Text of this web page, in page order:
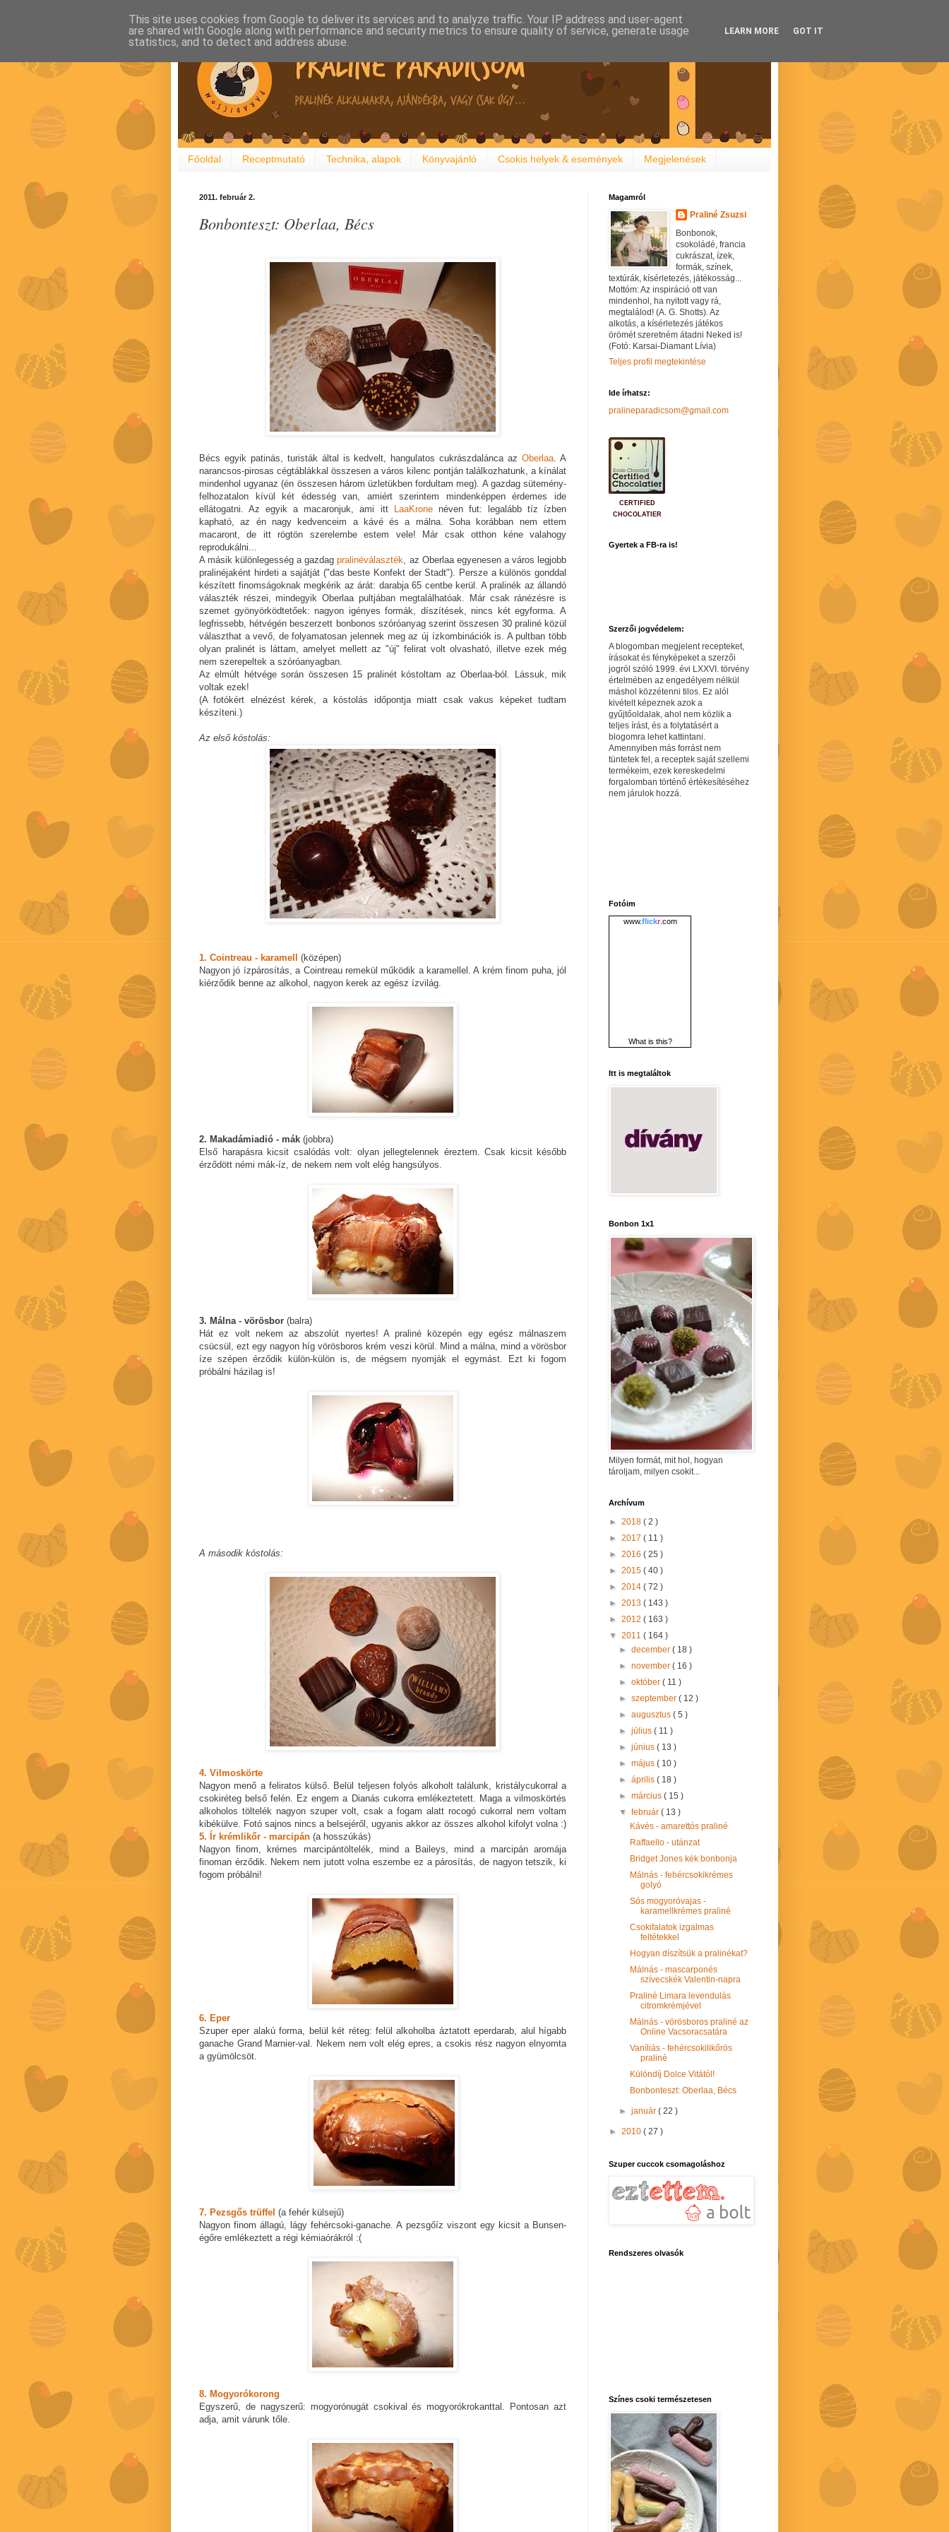
Főoldal Receptmutató Technika, alapok Könyvajánló Csokis helyek & események Megjelenések
2011. február 2.
Bonbonteszt: Oberlaa, Bécs
Bécs egyik patinás, turisták által is kedvelt, hangulatos cukrászdalánca azOberlaa. A
narancsos-pirosas cégtáblákkal összesen a város kilenc pontján találkozhatunk, a kínálat
mindenhol ugyanaz (én összesen három üzletükben fordultam meg). A gazdag sütemény-
felhozatalon kívül két édesség van, amiért szerintem mindenképpen érdemes ide
ellátogatni. Az egyik a macaronjuk, ami itt
LaaKronenéven fut: legalább tíz ízben
kapható, az én nagy kedvenceim a kávé és a málna. Soha korábban nem ettem
macaront, de itt rögtön szerelembe estem vele! Már csak otthon kéne valahogy
reprodukálni...
A másik különlegesség a gazdagpralinéválaszték, az Oberlaa egyenesen a város legjobb
pralinéjaként hirdeti a sajátját ("das beste Konfekt der Stadt"). Persze a különös gonddal
készített finomságoknak megkérik az árát: darabja 65 centbe kerül. A pralinék az állandó
választék részei, mindegyik Oberlaa pultjában megtalálhatóak. Már csak ránézésre is
szemet gyönyörködtetőek: nagyon igényes formák, díszítések, nincs két egyforma. A
legfrissebb, hétvégén beszerzett bonbonos szóróanyag szerint összesen 30 praliné közül
választhat a vevő, de folyamatosan jelennek meg az új ízkombinációk is. A pultban több
olyan pralinét is láttam, amelyet mellett az "új" felirat volt olvasható, illetve ezek még
nem szerepeltek a szóróanyagban.
Az elmúlt hétvége során összesen 15 pralinét kóstoltam az Oberlaa-ból. Lássuk, mik
voltak ezek!
(A fotókért elnézést kérek, a kóstolás időpontja miatt csak vakus képeket tudtam
készíteni.)
Az első kóstolás:
1. Cointreau - karamell
(középen)
Nagyon jó ízpárosítás, a Cointreau remekül működik a karamellel. A krém finom puha, jól
kiérződik benne az alkohol, nagyon kerek az egész ízvilág.
2. Makadámiadió - mák (jobbra)
Első harapásra kicsit csalódás volt: olyan jellegtelennek éreztem. Csak kicsit később
érződött némi mák-íz, de nekem nem volt elég hangsúlyos.
3. Málna - vörösbor (balra)
Hát ez volt nekem az abszolút nyertes! A praliné közepén egy egész málnaszem
csücsül, ezt egy nagyon híg vörösboros krém veszi körül. Mind a málna, mind a vörösbor
íze szépen érződik külön-külön is, de mégsem nyomják el egymást. Ezt ki fogom
próbálni házilag is!
A második kóstolás:
4. Vilmoskörte
Nagyon menő a feliratos külső. Belül teljesen folyós alkoholt találunk, kristálycukorral a
csokiréteg belső felén. Ez engem a Dianás cukorra emlékeztetett. Maga a vilmoskörtés
alkoholos töltelék nagyon szuper volt, csak a fogam alatt rocogó cukorral nem voltam
kibékülve. Fotó sajnos nincs a belsejéről, ugyanis akkor az összes alkohol kifolyt volna :)
5. Ír krémlikőr - marcipán (a hosszúkás)
Nagyon finom, krémes marcipántöltelék, mind a Baileys, mind a marcipán aromája
finoman érződik. Nekem nem jutott volna eszembe ez a párosítás, de nagyon tetszik, ki
fogom próbálni!
6. Eper
Szuper eper alakú forma, belül két réteg: felül alkoholba áztatott eperdarab, alul hígabb
ganache Grand Marnier-val. Nekem nem volt elég epres, a csokis rész nagyon elnyomta
a gyümölcsöt.
7. Pezsgős trüffel (a fehér külsejű)
Nagyon finom állagú, lágy fehércsoki-ganache. A pezsgőíz viszont egy kicsit a Bunsen-
égőre emlékeztett a régi kémiaórákról :(
8. Mogyorókorong
Egyszerű, de nagyszerű: mogyorónugát csokival és mogyorókrokanttal. Pontosan azt
adja, amit várunk tőle.
Magamról
Praliné Zsuzsi
Bonbonok,
csokoládé, francia
cukrászat, ízek,
formák, színek,
textúrák, kísérletezés, játékosság...
Mottóm: Az inspiráció ott van
mindenhol, ha nyitott vagy rá,
megtalálod! (A. G. Shotts). Az
alkotás, a kísérletezés játékos
örömét szeretném átadni Neked is!
(Fotó: Karsai-Diamant Lívia)
Teljes profil megtekintése
Ide írhatsz:
pralineparadicsom@gmail.com
CERTIFIED
CHOCOLATIER
Gyertek a FB-ra is!
Szerzői jogvédelem:
A blogomban megjelent recepteket,
írásokat és fényképeket a szerzői
jogról szóló 1999. évi LXXVI. törvény
értelmében az engedélyem nélkül
máshol közzétenni tilos. Ez alól
kivételt képeznek azok a
gyűjtőoldalak, ahol nem közlik a
teljes írást, és a folytatásért a
blogomra lehet kattintani.
Amennyiben más forrást nem
tüntetek fel, a receptek saját szellemi
termékeim, ezek kereskedelmi
forgalomban történő értékesítéséhez
nem járulok hozzá.
Fotóim
www.flickr.com
What is this?
Itt is megtaláltok
Bonbon 1x1
Milyen formát, mit hol, hogyan
tároljam, milyen csokit...
Archívum
► 2018 ( 2 )
► 2017 ( 11 )
► 2016 ( 25 )
► 2015 ( 40 )
► 2014 ( 72 )
► 2013 ( 143 )
► 2012 ( 163 )
▼ 2011 ( 164 )
►december( 18 )
►november( 16 )
►október( 11 )
►szeptember( 12 )
►augusztus( 5 )
►július( 11 )
►június( 13 )
►május( 10 )
►április( 18 )
►március( 15 )
▼február( 13 )
Kávés - amarettós praliné
Raffaello - utánzat
Bridget Jones kék bonbonja
Málnás - fehércsokikrémes
golyó
Sós mogyoróvajas -
karamellkrémes praliné
Csokifalatok izgalmas
feltétekkel
Hogyan díszítsük a pralinékat?
Málnás - mascarponés
szívecskék Valentin-napra
Praliné Limara levendulás
citromkrémjével
Málnás - vörösboros praliné az
Online Vacsoracsatára
Vaníliás - fehércsokilikőrös
praliné
Különdíj Dolce Vitától!
Bonbonteszt: Oberlaa, Bécs
►január( 22 )
► 2010 ( 27 )
Szuper cuccok csomagoláshoz
Rendszeres olvasók
Színes csoki természetesen
This site uses cookies from Google to deliver its services and to analyze traffic. Your IP address and user-agent
are shared with Google along with performance and security metrics to ensure quality of service, generate usage
statistics, and to detect and address abuse.
LEARN MORE GOT IT